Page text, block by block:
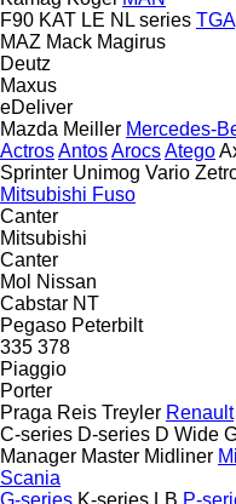
F90 KAT LE NL series TGA
MAZ Mack Magirus
Deutz
Maxus
eDeliver
Mazda Meiller Mercedes-
ActrosAntosArocsAtego
Sprinter Unimog Vario
Mitsubishi Fuso
Canter
Mitsubishi
Canter
Mol Nissan
Cabstar NT
Pegaso Peterbilt
335 378
Piaggio
Porter
Praga Reis Treyler Renault
C-series D-series D Wide
Manager Master Midliner
Scania
G-series K-series LB P-